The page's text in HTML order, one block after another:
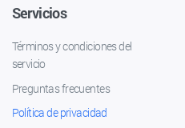
Servicios
Términos y condiciones del
servicio
Preguntas frecuentes
Política de privacidad